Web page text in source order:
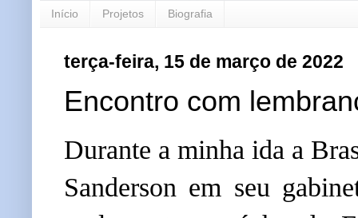
Início Projetos Biografia
terça-feira, 15 de março de 2022
Encontro com
Durante a minha ida a
Sanderson em seu